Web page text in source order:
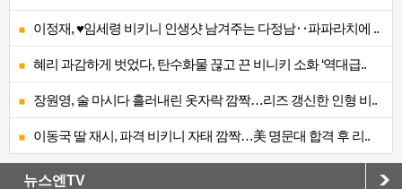
이정재, ♥임세령 비키니 인생샷 남겨주는 다정남‥파파라치에 ..
혜리 과감하게 벗었다, 탄수화물 끊고 끈 비니키 소화 ‘역대급..
장원영, 술 마시다 흘러내린 옷자락 깜짝…리즈 갱신한 인형 비..
이동국 딸 재시, 파격 비키니 자태 깜짝…美 명문대 합격 후 리..
뉴스엔TV